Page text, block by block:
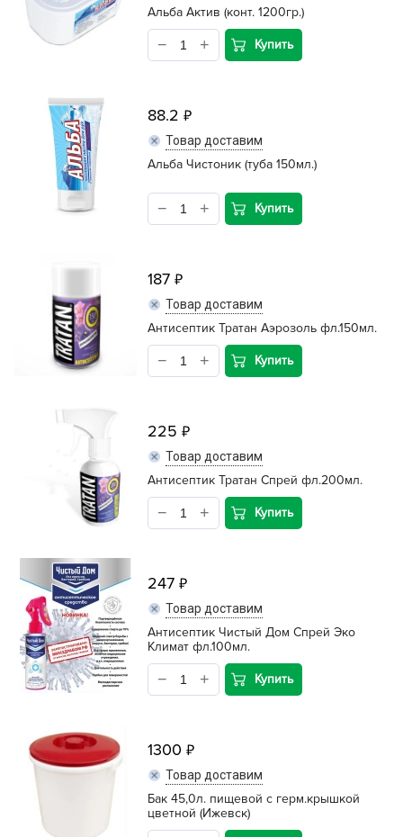
Альба Актив (конт. 1200гр.)
Купить
88.2
Товар доставим
Альба Чистоник (туба 150мл.)
Купить
187
Товар доставим
Антисептик Тратан Аэрозоль фл.150мл.
Купить
225
Товар доставим
Антисептик Тратан Спрей фл.200мл.
Купить
247
Товар доставим
Антисептик Чистый Дом Спрей Эко
Климат фл.100мл.
Купить
1300
Товар доставим
Бак 45,0л. пищевой с герм.крышкой
цветной (Ижевск)